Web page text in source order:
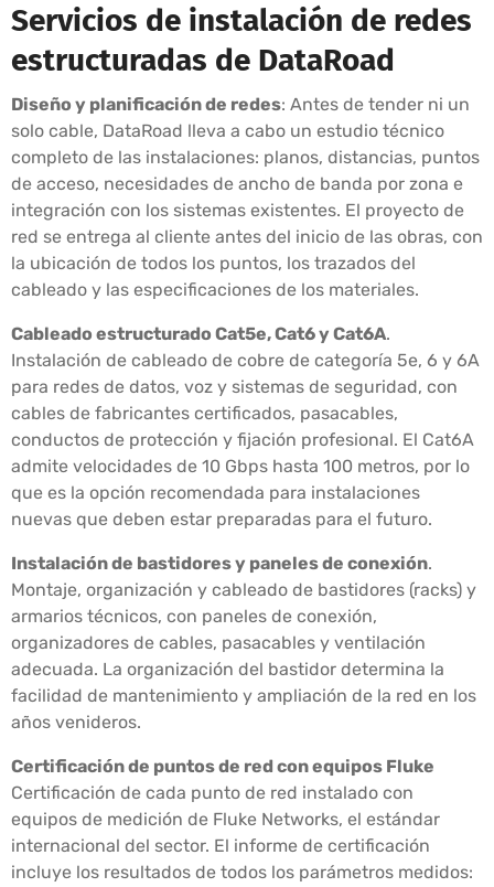
Servicios de instalación de redes
estructuradas de DataRoad
Diseño y planificación de redes: Antes de tender ni un
solo cable, DataRoad lleva a cabo un estudio técnico
completo de las instalaciones: planos, distancias, puntos
de acceso, necesidades de ancho de banda por zona e
integración con los sistemas existentes. El proyecto de
red se entrega al cliente antes del inicio de las obras, con
la ubicación de todos los puntos, los trazados del
cableado y las especificaciones de los materiales.
Cableado estructurado Cat5e, Cat6 y Cat6A.
Instalación de cableado de cobre de categoría 5e, 6 y 6A
para redes de datos, voz y sistemas de seguridad, con
cables de fabricantes certificados, pasacables,
conductos de protección y fijación profesional. El Cat6A
admite velocidades de 10 Gbps hasta 100 metros, por lo
que es la opción recomendada para instalaciones
nuevas que deben estar preparadas para el futuro.
Instalación de bastidores y paneles de conexión.
Montaje, organización y cableado de bastidores (racks) y
armarios técnicos, con paneles de conexión,
organizadores de cables, pasacables y ventilación
adecuada. La organización del bastidor determina la
facilidad de mantenimiento y ampliación de la red en los
años venideros.
Certificación de puntos de red con equipos Fluke
Certificación de cada punto de red instalado con
equipos de medición de Fluke Networks, el estándar
internacional del sector. El informe de certificación
incluye los resultados de todos los parámetros medidos: